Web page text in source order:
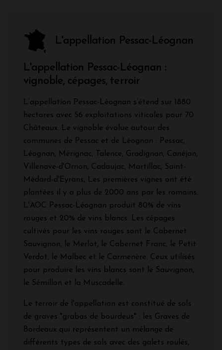
L'appellation Pessac-Léognan
L'appellation Pessac-Léognan :
vignoble, cépages, terroir
L’appellation Pessac-Léognan s’étend sur 1880
hectares avec 56 exploitations viticoles pour 70
Châteaux. Le vignoble évolue autour des
communes de Pessac et de Léognan : Pessac,
Léognan, Mérignac, Talence, Gradignan, Canéjan,
Villenave-d'Ornon, Cadaujac, Martillac, Saint-
Médard-d'Eyrans, Les premières vignes ont été
plantées il y a plus de 2000 ans par les romains.
L'AOC Pessac-Léognan produit 80% de vins
rouges et 20% de vins blancs. Les cépages
cultivés pour les vins rouges sont le Cabernet
Sauvignon, le Merlot, le Cabernet Franc, le Petit
Verdot, le Malbec et le Carmenère. Ceux utilisés
pour produire les vins blancs sont le Sauvignon,
le Sémillon et la Muscadelle.
Le terroir de l'appellation est constitué de sols
de graves "grabas de bourdeus" : les Graves de
Bordeaux qui représentent un mélange de
différents types de sols avec des galets roulés,